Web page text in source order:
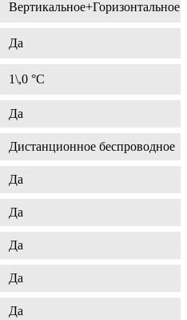
Вертикальное+Горизонтальное
Да
1\,0 °С
Да
Дистанционное беспроводное
Да
Да
Да
Да
Да